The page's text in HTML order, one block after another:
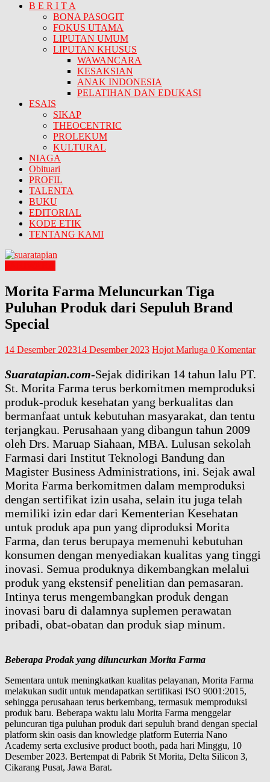
B E R I T A
BONA PASOGIT
FOKUS UTAMA
LIPUTAN UMUM
LIPUTAN KHUSUS
WAWANCARA
KESAKSIAN
ANAK INDONESIA
PELATIHAN DAN EDUKASI
ESAIS
SIKAP
THEOCENTRIC
PROLEKUM
KULTURAL
NIAGA
Obituari
PROFIL
TALENTA
BUKU
EDITORIAL
KODE ETIK
TENTANG KAMI
Morita Farma Meluncurkan Tiga
Puluhan Produk dari Sepuluh Brand
Special
14 Desember 202314 Desember 2023 Hojot Marluga 0 Komentar
Suaratapian.com-Sejak didirikan 14 tahun lalu PT.
St. Morita Farma terus berkomitmen memproduksi
produk-produk kesehatan yang berkualitas dan
bermanfaat untuk kebutuhan masyarakat, dan tentu
terjangkau. Perusahaan yang dibangun tahun 2009
oleh Drs. Maruap Siahaan, MBA. Lulusan sekolah
Farmasi dari Institut Teknologi Bandung dan
Magister Business Administrations, ini. Sejak awal
Morita Farma berkomitmen dalam memproduksi
dengan sertifikat izin usaha, selain itu juga telah
memiliki izin edar dari Kementerian Kesehatan
untuk produk apa pun yang diproduksi Morita
Farma, dan terus berupaya memenuhi kebutuhan
konsumen dengan menyediakan kualitas yang tinggi
inovasi. Semua produknya dikembangkan melalui
produk yang ekstensif penelitian dan pemasaran.
Intinya terus mengembangkan produk dengan
inovasi baru di dalamnya suplemen perawatan
pribadi, obat-obatan dan produk siap minum.
Beberapa Prodak yang diluncurkan Morita Farma
Sementara untuk meningkatkan kualitas pelayanan, Morita Farma
melakukan sudit untuk mendapatkan sertifikasi ISO 9001:2015,
sehingga perusahaan terus berkembang, termasuk memproduksi
produk baru. Beberapa waktu lalu Morita Farma menggelar
peluncuran tiga puluhan produk dari sepuluh brand dengan special
platform skin oasis dan knowledge platform Euterria Nano
Academy serta exclusive product booth, pada hari Minggu, 10
Desember 2023. Bertempat di Pabrik St Morita, Delta Silicon 3,
Cikarang Pusat, Jawa Barat.